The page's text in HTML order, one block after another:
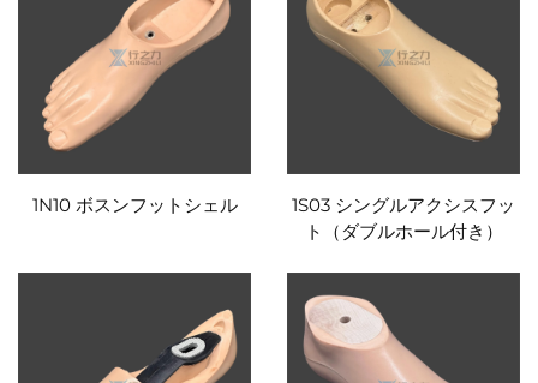
1N10 ボスンフットシェル
1S03 シングルアクシスフッ
ト（ダブルホール付き）